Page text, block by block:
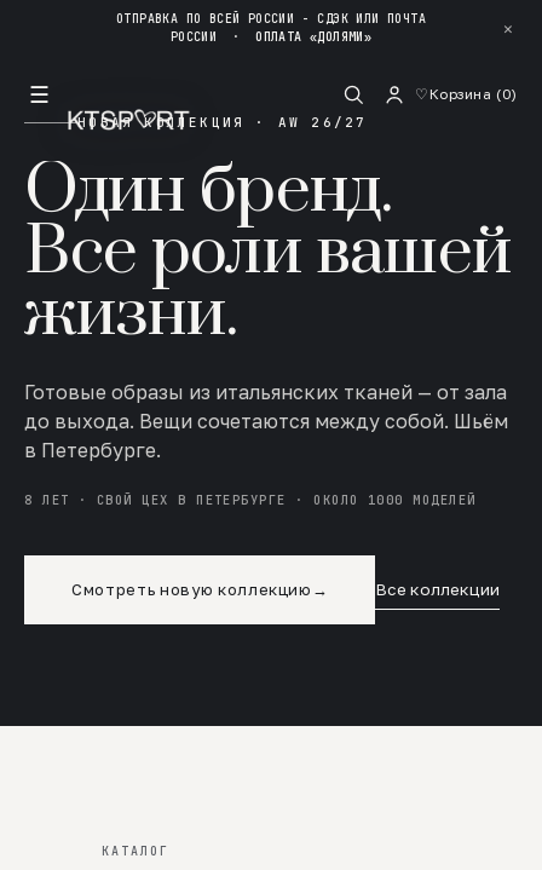
ОТПРАВКА ПО ВСЕЙ РОССИИ - СДЭК ИЛИ ПОЧТА
РОССИИ ·ОПЛАТА «ДОЛЯМИ» ✕
☰ ♡Корзина (0)
НОВАЯ КОЛЛЕКЦИЯ · AW 26/27
Один бренд.
Все роли вашей
жизни.
Готовые образы из итальянских тканей — от зала
до выхода. Вещи сочетаются между собой. Шьём
в Петербурге.
8 ЛЕТ · СВОЙ ЦЕХ В ПЕТЕРБУРГЕ · ОКОЛО 1000 МОДЕЛЕЙ
Смотреть новую коллекцию → Все коллекции
КАТАЛОГ